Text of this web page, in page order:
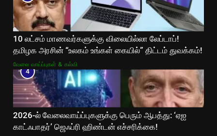
10 லட்சம் மாணவர்களுக்கு விலையில்லா லேப்டாப்!
தமிழக அரசின் “உலகம் உங்கள் கையில்” திட்டம் துவக்கம்!
வேலை வாய்ப்புகள் & கல்வி
4
2026-ல் வேலைவாய்ப்புகளுக்கு பெரும் ஆபத்து: ‘ஏஐ
காட்ஃபாதர்’ ஜெஃப்ரி ஹிண்டன் எச்சரிக்கை!